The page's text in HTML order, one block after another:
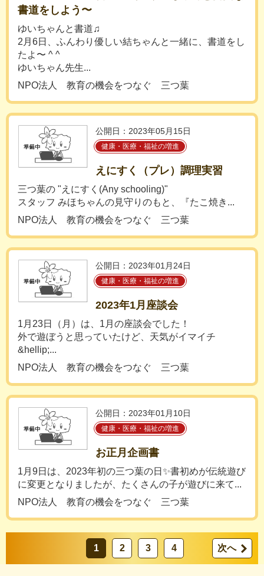
書道をしよう〜
ゆいちゃんと書道♫
2月6日、ふんわり優しい結ちゃんと一緒に、書道をし
たよ〜 ^ ^
ゆいちゃん先生...
NPO法人 教育の機会をつなぐ 三つ葉
公開日：2023年05月15日
健康・医療・福祉の増進
えにすく（プレ）調理実習
三つ葉の "えにすく(Any schooling)"
スタッフ みほちゃんの見守りのもと、『たこ焼き...
NPO法人 教育の機会をつなぐ 三つ葉
公開日：2023年01月24日
健康・医療・福祉の増進
2023年1月座談会
1月23日（月）は、1月の座談会でした！
外で遊ぼうと思っていたけど、天気がイマイチ
&hellip;...
NPO法人 教育の機会をつなぐ 三つ葉
公開日：2023年01月10日
健康・医療・福祉の増進
お正月企画書
1月9日は、2023年初の三つ葉の日✨書初めが伝統遊び
に変更となりましたが、たくさんの子が遊びに来て...
NPO法人 教育の機会をつなぐ 三つ葉
1 2 3 4 次へ